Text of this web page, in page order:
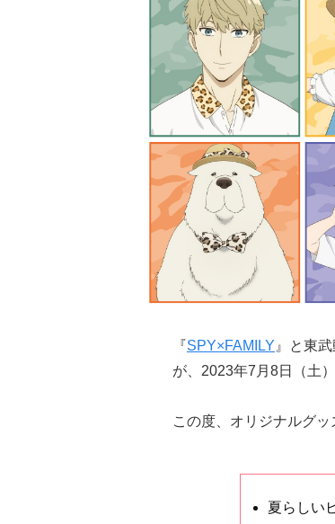
『SPY×FAMILY 』と東
が、2023年7月8日（土
この度、オリジナルグ
夏らしい